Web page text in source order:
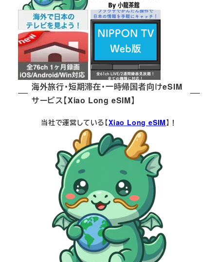
海外旅行・短期滞在・一時帰国者向けeSIM
サービス【Xiao Long eSIM】
当社で運営している【Xiao Long eSIM】！